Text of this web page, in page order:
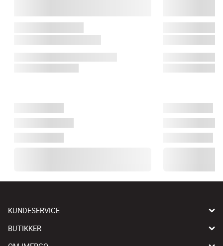
KUNDESERVICE
BUTIKKER